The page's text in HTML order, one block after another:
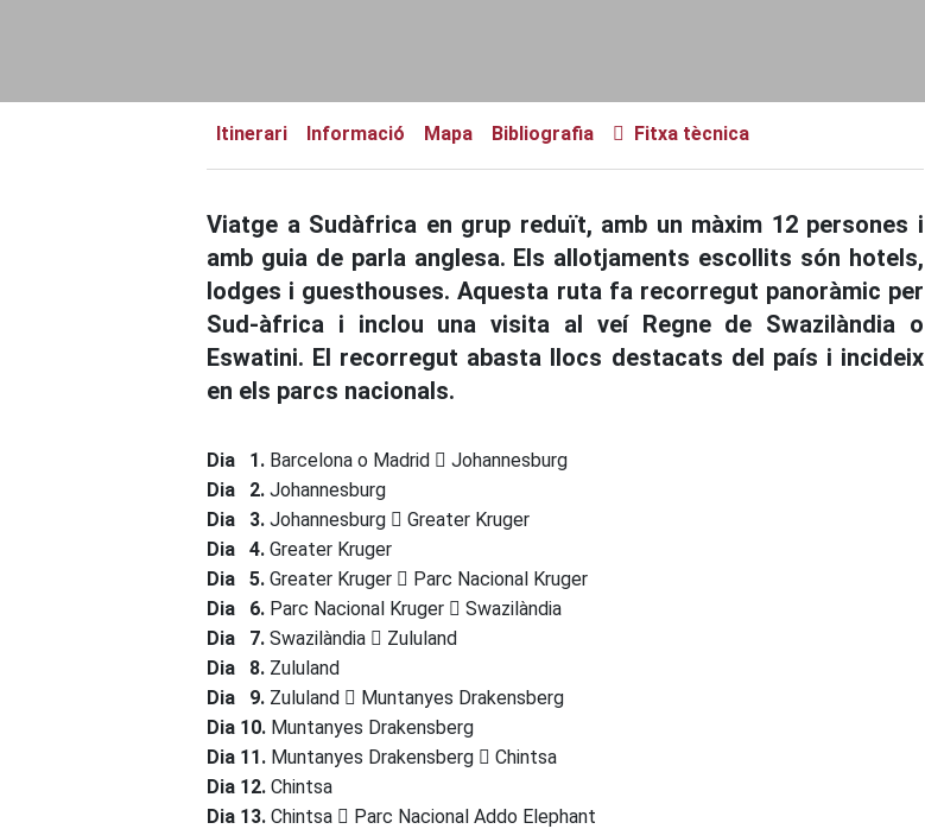
Itinerari Informació Mapa Bibliografia Fitxa tècnica
Viatge a Sudàfrica en grup reduït, amb un màxim 12 persones i
amb guia de parla anglesa. Els allotjaments escollits són hotels,
lodges i guesthouses. Aquesta ruta fa recorregut panoràmic per
Sud-àfrica i inclou una visita al veí Regne de Swazilàndia o
Eswatini. El recorregut abasta llocs destacats del país i incideix
en els parcs nacionals.
Dia 1. Barcelona o Madrid
Johannesburg
Dia 2. Johannesburg
Dia 3. Johannesburg
Greater Kruger
Dia 4. Greater Kruger
Dia 5. Greater Kruger
Parc Nacional Kruger
Dia 6. Parc Nacional Kruger
Swazilàndia
Dia 7. Swazilàndia
Zululand
Dia 8. Zululand
Dia 9. Zululand
Muntanyes Drakensberg
Dia 10. Muntanyes Drakensberg
Dia 11. Muntanyes Drakensberg
Chintsa
Dia 12. Chintsa
Dia 13. Chintsa
Parc Nacional Addo Elephant